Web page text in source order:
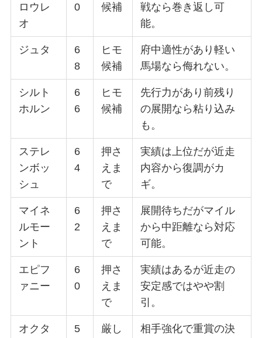
ロウレ
オ
0
候補
戦なら巻き返し可
能。
ジュタ
6
8
ヒモ
候補
府中適性があり軽い
馬場なら侮れない。
シルト
ホルン
6
6
ヒモ
候補
先行力があり前残り
の展開なら粘り込み
も。
ステレ
ンボッ
シュ
6
4
押さ
えま
で
実績は上位だが近走
内容から復調がカ
ギ。
マイネ
ルモー
ント
6
2
押さ
えま
で
展開待ちだがマイル
から中距離なら対応
可能。
エピフ
ァニー
6
0
押さ
えま
で
実績はあるが近走の
安定感ではやや割
引。
オクタ
5
厳し
相手強化で重賞の決